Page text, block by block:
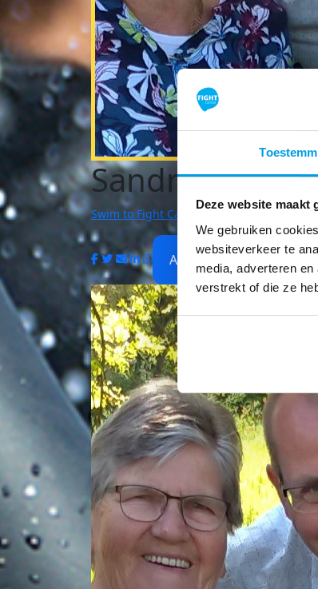
Deze website maakt
We gebruiken
websiteverkeer te
media, adverteren
verstrekt of die ze
Sandra van
Swim to Fight Cancer | Breda
Amphia